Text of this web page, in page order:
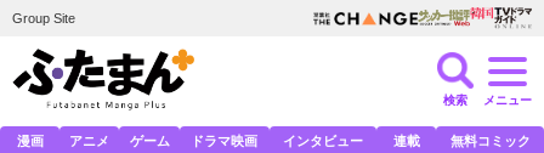
Group Site
検索 メニュー
漫画 アニメ ゲーム ドラマ映画 インタビュー 連載 無料コミック